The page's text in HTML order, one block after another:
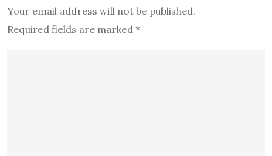
Your email address will not be published.
Required fields are marked *